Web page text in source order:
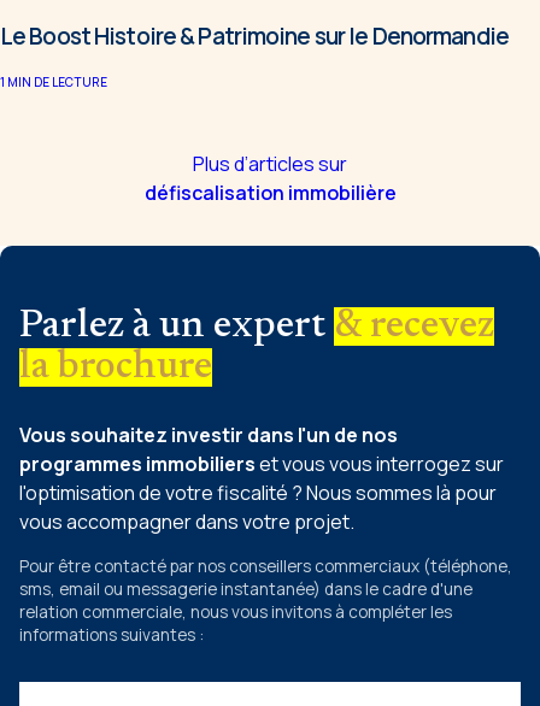
Le Boost Histoire & Patrimoine sur le Denormandie
1 MIN DE LECTURE
Plus d’articles sur
défiscalisation immobilière
Parlez à un expert & recevez
la brochure
Vous souhaitez investir dans l'un de nos
programmes immobilierset vous vous interrogez sur
l'optimisation de votre fiscalité ? Nous sommes là pour
vous accompagner dans votre projet.
Pour être contacté par nos conseillers commerciaux (téléphone,
sms, email ou messagerie instantanée) dans le cadre d'une
relation commerciale, nous vous invitons à compléter les
informations suivantes :